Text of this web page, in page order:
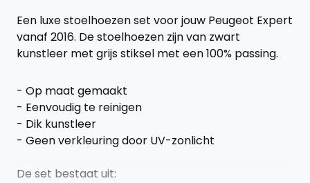
Een luxe stoelhoezen set voor jouw Peugeot Expert
vanaf 2016. De stoelhoezen zijn van zwart
kunstleer met grijs stiksel met een 100% passing.
- Op maat gemaakt
- Eenvoudig te reinigen
- Dik kunstleer
- Geen verkleuring door UV-zonlicht
De set bestaat uit: